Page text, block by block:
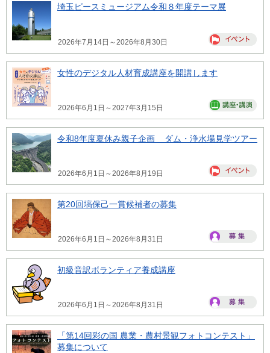
埼玉ピースミュージアム令和８年度テーマ展
2026年7月14日～2026年8月30日
女性のデジタル人材育成講座を開講します
2026年6月1日～2027年3月15日
令和8年度夏休み親子企画 ダム・浄水場見学ツアー
2026年6月1日～2026年8月19日
第20回塙保己一賞候補者の募集
2026年6月1日～2026年8月31日
初級音訳ボランティア養成講座
2026年6月1日～2026年8月31日
「第14回彩の国 農業・農村景観フォトコンテスト」
募集について